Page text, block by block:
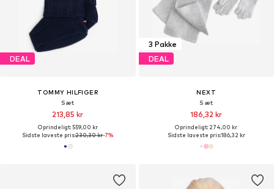
DEAL
TOMMY HILFIGER
Sæt
213,85 kr
Oprindeligt: 559,00 kr
Sidste laveste pris:230,30 kr-7%
3 Pakke
DEAL
NEXT
Sæt
186,32 kr
Oprindeligt: 274,00 kr
Sidste laveste pris:186,32 kr